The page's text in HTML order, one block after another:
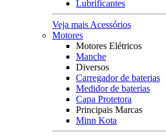
Lubrificantes
Veja mais Acessórios
Motores
Motores Elétricos
Manche
Diversos
Carregador de baterias
Medidor de baterias
Capa Protetora
Principais Marcas
Minn Kota